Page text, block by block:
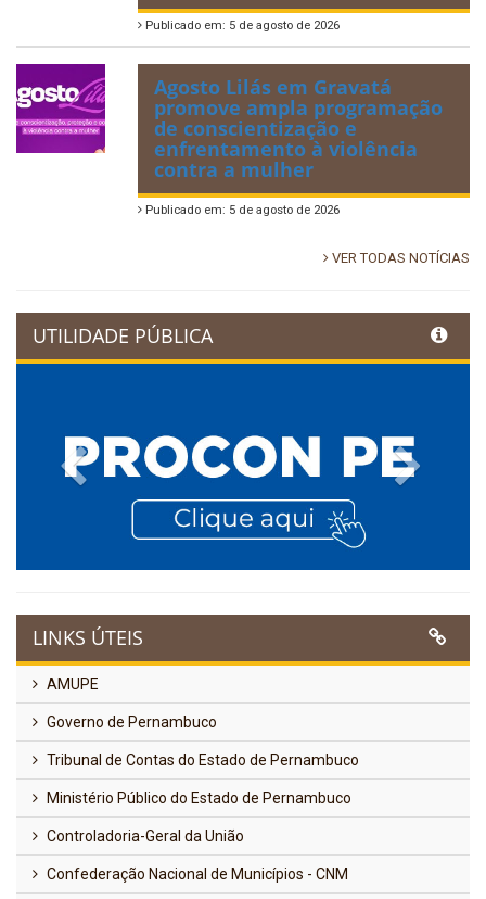
Publicado em: 5 de agosto de 2026
Agosto Lilás em Gravatá
promove ampla programação
de conscientização e
enfrentamento à violência
contra a mulher
Publicado em: 5 de agosto de 2026
VER TODAS NOTÍCIAS
UTILIDADE PÚBLICA
Previous
LINKS ÚTEIS
AMUPE
Governo de Pernambuco
Tribunal de Contas do Estado de Pernambuco
Ministério Público do Estado de Pernambuco
Controladoria-Geral da União
Confederação Nacional de Municípios - CNM